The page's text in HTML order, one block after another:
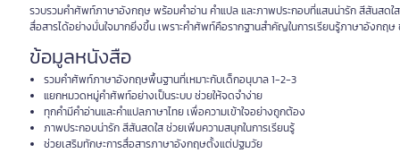
รวบรวมคำศัพท์ภาษาอังกฤษ พร้อมคำอ่าน คำแปล และภาพประกอบที่แสนน่ารัก สีสันสดใ
สื่อสารได้อย่างมั่นใจมากยิ่งขึ้น เพราะคำศัพท์คือรากฐานสำคัญในการเรียนรู้ภาษาอังกฤษ
ข้อมูลหนังสือ
รวมคำศัพท์ภาษาอังกฤษพื้นฐานที่เหมาะกับเด็กอนุบาล 1-2-3
แยกหมวดหมู่คำศัพท์อย่างเป็นระบบ ช่วยให้จดจำง่าย
ทุกคำมีคำอ่านและคำแปลภาษาไทย เพื่อความเข้าใจอย่างถูกต้อง
ภาพประกอบน่ารัก สีสันสดใส ช่วยเพิ่มความสนุกในการเรียนรู้
ช่วยเสริมทักษะการสื่อสารภาษาอังกฤษตั้งแต่ปฐมวัย